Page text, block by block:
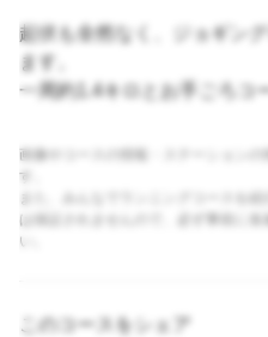
起伏も全然なく、ジョギン
ます。
一周約1.4キロとお手ごろコ
画像やコースの情報・ステーションの
す。
また、みんなでランニングコースを
は保証されませんので、必ず事前に各
い。
このコースをシェア